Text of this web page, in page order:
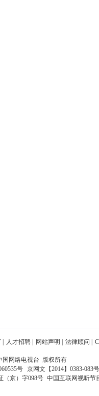
人才招聘 网站声明 法律顾问
国网络电视台 版权所有
号
京网文【2014】0383-083号
（京）字098号 中国互联网视听节